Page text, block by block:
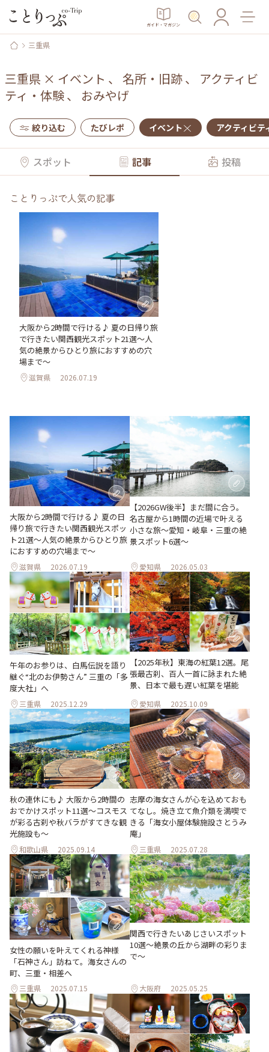
ガイド・マガジン
三重県
三重県 × イベント 、 名所・旧跡、 アクティビ
ティ・体験、 おみやげ
絞り込む たびレポ イベント アクティビテ
スポット 記事 投稿
ことりっぷで人気の記事
大阪から2時間で行ける♪ 夏の日帰り旅
で行きたい関西観光スポット21選～人
気の絶景からひとり旅におすすめの穴
場まで～
滋賀県 2026.07.19
大阪から2時間で行ける♪ 夏の日
帰り旅で行きたい関西観光スポッ
ト21選～人気の絶景からひとり旅
におすすめの穴場まで～
滋賀県 2026.07.19
【2026GW後半】まだ間に合う。
名古屋から1時間の近場で叶える
小さな旅～愛知・岐阜・三重の絶
景スポット6選～
愛知県 2026.05.03
午年のお参りは、白馬伝説を語り
継ぐ“北のお伊勢さん” 三重の「多
度大社」へ
三重県 2025.12.29
【2025年秋】東海の紅葉12選。尾
張最古刹、百人一首に詠まれた絶
景、日本で最も遅い紅葉を堪能
愛知県 2025.10.09
秋の連休にも♪ 大阪から2時間の
おでかけスポット11選～コスモス
が彩る古刹や秋バラがすてきな観
光施設も～
和歌山県 2025.09.14
志摩の海女さんが心を込めておも
てなし。焼き立て魚介類を満喫で
きる「海女小屋体験施設さとうみ
庵」
三重県 2025.07.28
女性の願いを叶えてくれる神様
「石神さん」訪ねて。海女さんの
町、三重・相差へ
三重県 2025.07.15
関西で行きたいあじさいスポット
10選〜絶景の丘から湖畔の彩りま
で〜
大阪府 2025.05.25